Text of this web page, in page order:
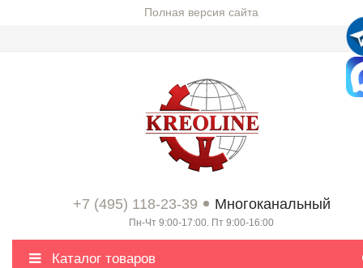
Полная версия сайта
+7 (495) 118-23-39 Многоканальный
Пн-Чт 9:00-17:00. Пт 9:00-16:00
Каталог товаров